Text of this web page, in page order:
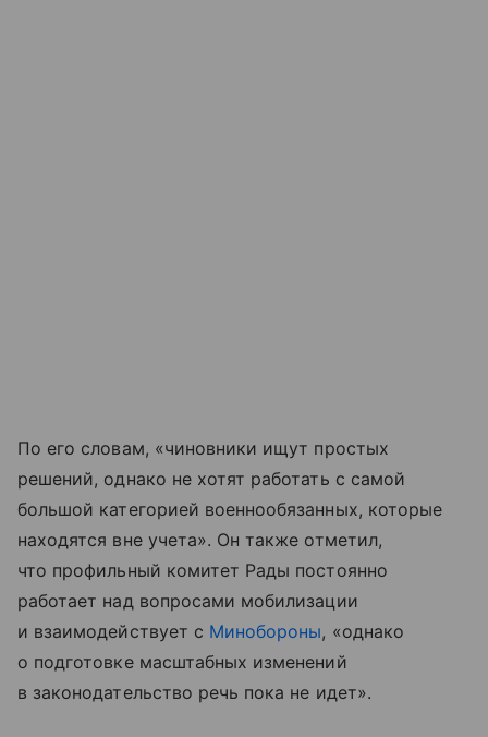
По его словам, «чиновники ищут простых
решений, однако не хотят работать с самой
большой категорией военнообязанных, которые
находятся вне учета». Он также отметил,
что профильный комитет Рады постоянно
работает над вопросами мобилизации
и взаимодействует с Минобороны, «однако
о подготовке масштабных изменений
в законодательство речь пока не идет».